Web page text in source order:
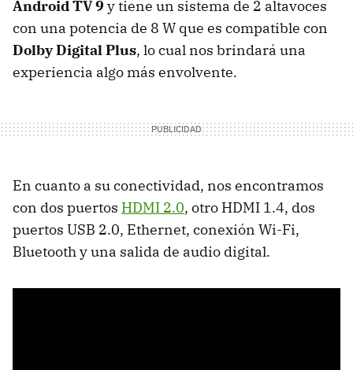
Android TV 9 y tiene un sistema de 2 altavoces
con una potencia de 8 W que es compatible con
Dolby Digital Plus, lo cual nos brindará una
experiencia algo más envolvente.
En cuanto a su conectividad, nos encontramos
con dos puertos HDMI 2.0, otro HDMI 1.4, dos
puertos USB 2.0, Ethernet, conexión Wi-Fi,
Bluetooth y una salida de audio digital.